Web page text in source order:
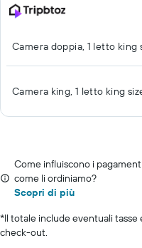
Camera doppia, 1 letto king
Camera king, 1 letto king
Come influiscono i
come li ordiniamo?
Scopri di più
*Il totale include eventuali tasse
check-out.